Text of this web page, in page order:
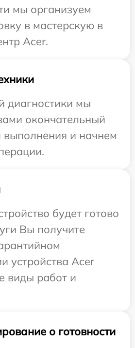
мы организуем
в мастерскую в
Acer.
диагностики мы
окончательный
выполнения и начнем
будет готово
Вы получите
устройства Acer
виды работ и
о готовности